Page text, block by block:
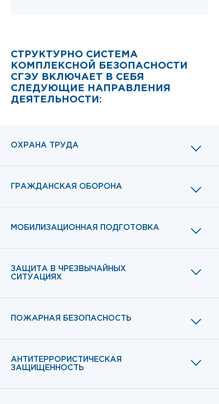
СТРУКТУРНО СИСТЕМА
КОМПЛЕКСНОЙ БЕЗОПАСНОСТИ
СГЭУ ВКЛЮЧАЕТ В СЕБЯ
СЛЕДУЮЩИЕ НАПРАВЛЕНИЯ
ДЕЯТЕЛЬНОСТИ:
ОХРАНА ТРУДА
ГРАЖДАНСКАЯ ОБОРОНА
МОБИЛИЗАЦИОННАЯ ПОДГОТОВКА
ЗАЩИТА В ЧРЕЗВЫЧАЙНЫХ
СИТУАЦИЯХ
ПОЖАРНАЯ БЕЗОПАСНОСТЬ
АНТИТЕРРОРИСТИЧЕСКАЯ
ЗАЩИЩЕННОСТЬ